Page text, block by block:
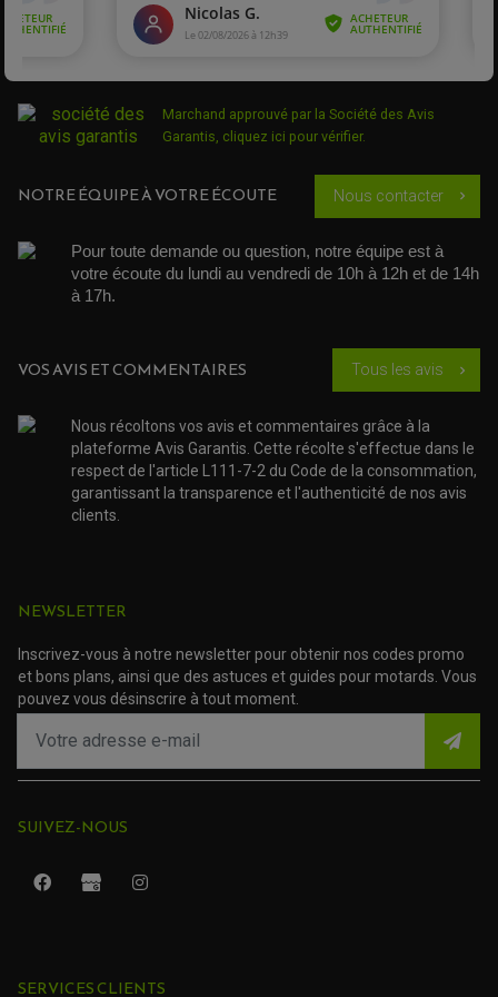
POMPE A ESSENCE
PIPE D'ADMISSION
PNEUMATIQUE
PATINS DE PROTECTION TOP BLOCK
PROTECTION FOURCHE ET BRAS OSCILLANT
PROTECTION SILENCIEUX
PROTECTION LEVIER
TAMPONS ALLOY ULTIMA
ROULEMENT DE ROUE
TRANSMISSION
AMORTISSEUR DE COUPLE
EMBRAYAGE MOTO
KIT CHAÎNE MOTO
NOS MARQUES
ACCESSOIRE SCOOTER APRILIA
ACCESSOIRE SCOOTER GILERA
ACCESSOIRE SCOOTER HONDA
ACCESSOIRE SCOOTER KYMCO
ACCESSOIRE SCOOTER MBK
ACCESSOIRE SCOOTER PEUGEOT
ACCESSOIRE SCOOTER VESPA
OUTILLAGE ET ACCESSOIRES ATELIER
OUTILLAGE QUAD
KIT ROULEMENT DE BRAS OSCILLANT
POIGNÉE
GUIDON CROSS ET ENDURO
SUSPENSION
FOURCHE ET AMORTISSEUR
Marchand approuvé par la Société des Avis
Garantis, cliquez ici pour vérifier.
NOTRE ÉQUIPE À VOTRE ÉCOUTE Nous contacter chevron_right
Pour toute demande ou question, notre équipe est à
votre écoute du lundi au vendredi de 10h à 12h et de 14h
à 17h.
VOS AVIS ET COMMENTAIRES Tous les avis chevron_right
Nous récoltons vos avis et commentaires grâce à la
plateforme Avis Garantis. Cette récolte s'effectue dans le
respect de l'article L111-7-2 du Code de la consommation,
garantissant la transparence et l'authenticité de nos avis
clients.
NEWSLETTER
Inscrivez-vous à notre newsletter pour obtenir nos codes promo
et bons plans, ainsi que des astuces et guides pour motards. Vous
pouvez vous désinscrire à tout moment.
SUIVEZ-NOUS
SERVICES CLIENTS